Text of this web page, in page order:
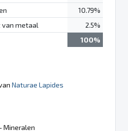
10.79%
van metaal
2.5%
100%
Naturae Lapides
Mineralen